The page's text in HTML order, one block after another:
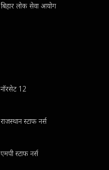
बिहार लोक सेवा आयोग
नॉरसेट 12
राजस्थान स्टाफ नर्स
एमपी स्टाफ नर्स